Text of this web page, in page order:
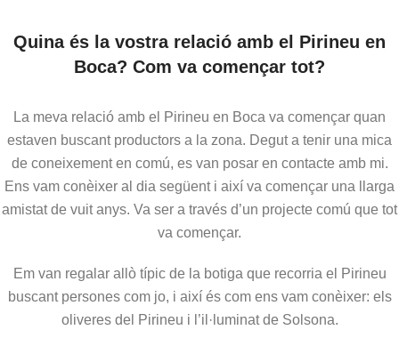
Quina és la vostra relació amb el Pirineu en
Boca? Com va començar tot?
La meva relació amb el Pirineu en Boca va començar quan
estaven buscant productors a la zona. Degut a tenir una mica
de coneixement en comú, es van posar en contacte amb mi.
Ens vam conèixer al dia següent i així va començar una llarga
amistat de vuit anys. Va ser a través d’un projecte comú que tot
va començar.
Em van regalar allò típic de la botiga que recorria el Pirineu
buscant persones com jo, i així és com ens vam conèixer: els
oliveres del Pirineu i l’il·luminat de Solsona.